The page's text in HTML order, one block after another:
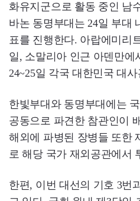
화유지군으로 활동 중인 남
바논 동명부대는 24일 부대
표를 진행한다. 아랍에미리
일, 소말리아 인근 아덴만에
24~25일 각국 대한민국 대
한빛부대와 동명부대에는
공동으로 파견한 참관인이
해외에 파병된 장병들 또한
로 해당 국가 재외공관에서
한편, 이번 대선의 기호 3번